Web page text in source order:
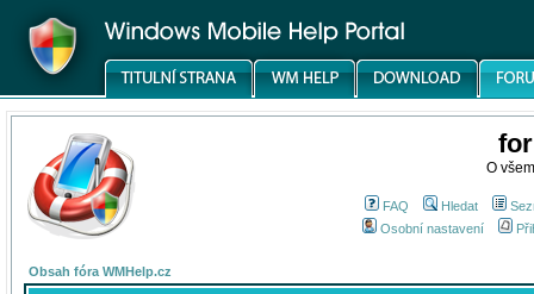
O
FAQ Hledat
Osobní nastavení
Obsah fóra WMHelp.cz